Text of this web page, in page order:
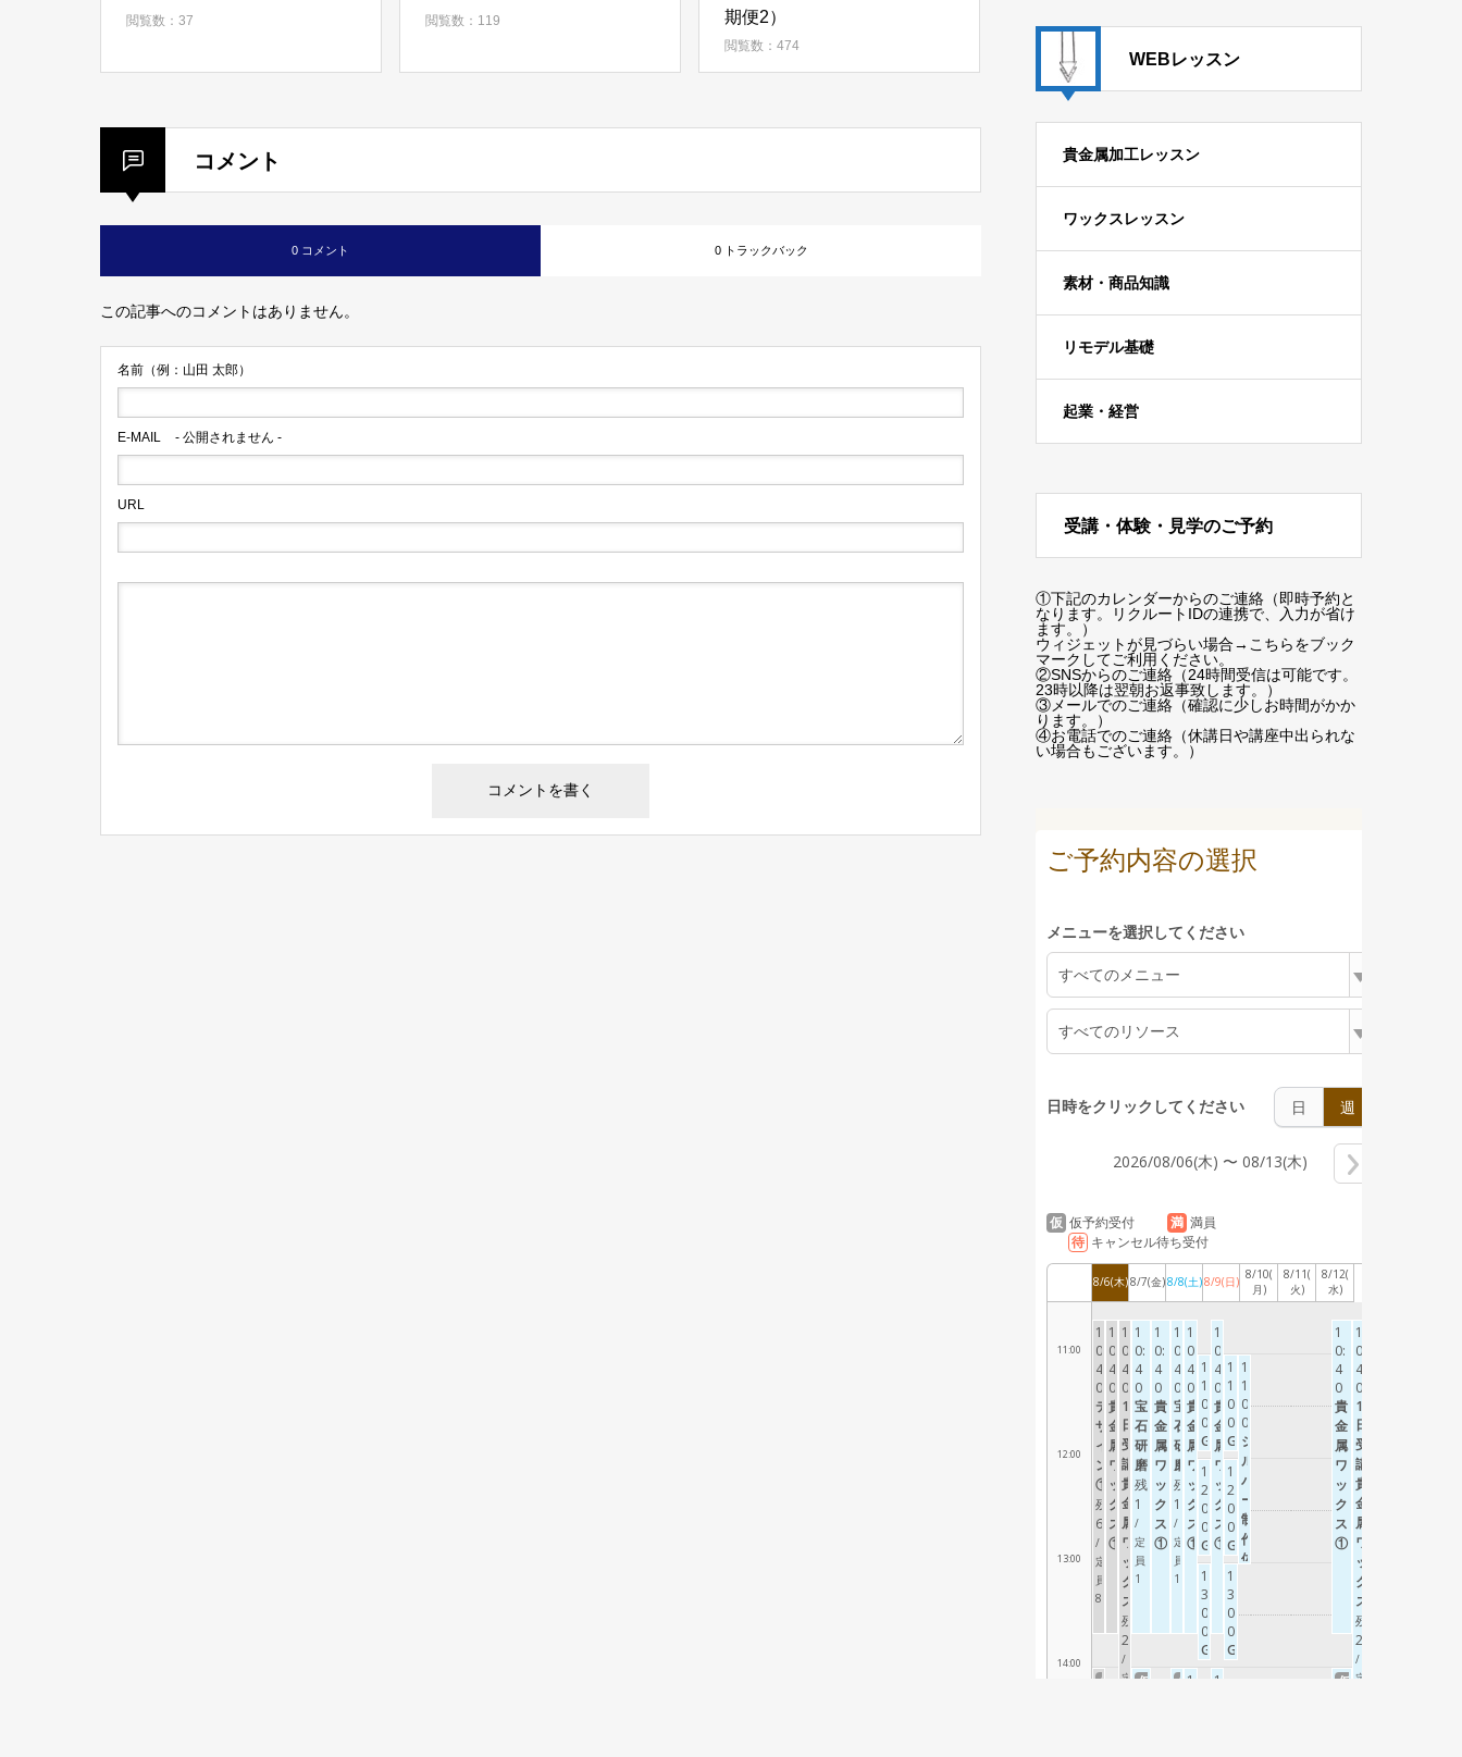
閲覧数：37 閲覧数：119
期便2）
閲覧数：474
コメント
0 コメント 0 トラックバック
この記事へのコメントはありません。
名前（例：山田 太郎）
E-MAIL - 公開されません -
URL
WEBレッスン
貴金属加工レッスン
ワックスレッスン
素材・商品知識
リモデル基礎
起業・経営
受講・体験・見学のご予約
①下記のカレンダーからのご連絡（即時予約と
なります。リクルートIDの連携で、入力が省け
ます。）
ウィジェットが見づらい場合→こちらをブック
マーク してご利用ください。
②SNSからのご連絡（24時間受信は可能です。
23時以降は翌朝お返事致します。）
③メールでのご連絡（確認に少しお時間がかか
ります。）
④お電話でのご連絡（休講日や講座中出られな
い場合もございます。）